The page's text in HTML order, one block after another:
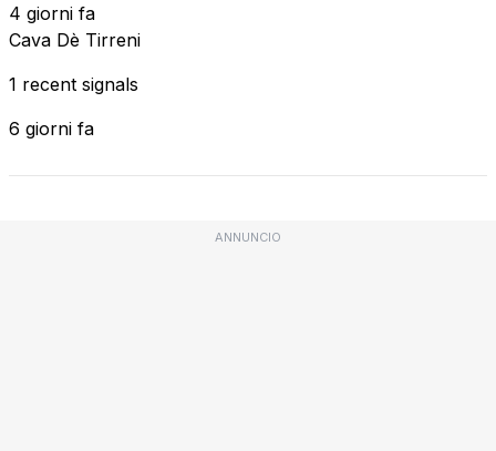
4 giorni fa
Cava Dè Tirreni
1 recent signals
6 giorni fa
ANNUNCIO